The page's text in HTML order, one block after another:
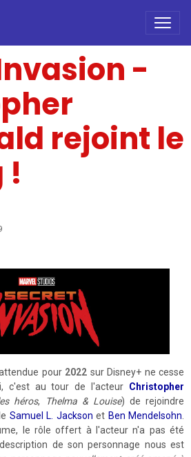
-
rejoint le
!
pour 2022 sur Disney+ ne cesse
c'est au tour de l'acteur Christopher
héros, Thelma & Louise) de rejoindre
Samuel L. Jackson et Ben Mendelsohn
le rôle offert à l'acteur n'a pas été
de son personnage nous est